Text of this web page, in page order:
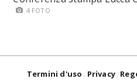
4 FOTO
Termini d'uso Privacy